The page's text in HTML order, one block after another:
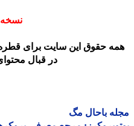
نسخه
حقوق این سایت برای قطره
در قبال محتوای
باحال مگ